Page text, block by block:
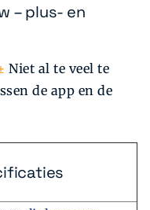
– plus- en
Niet al te veel te
de app en de